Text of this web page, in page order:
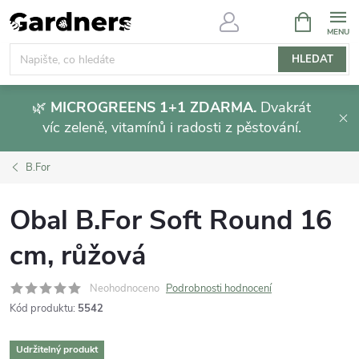
Přejít
na
obsah
HLEDAT
NÁKUPNÍ
KOŠÍK
🌿 MICROGREENS 1+1 ZDARMA. Dvakrát
víc zeleně, vitamínů i radosti z pěstování.
B.For
Obal B.For Soft Round 16
cm, růžová
Neohodnoceno Podrobnosti hodnocení
Kód produktu: 5542
Udržitelný produkt